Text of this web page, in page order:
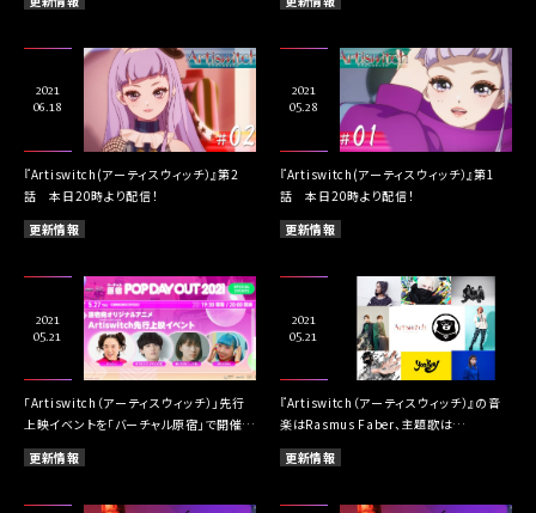
2021
06.18
『Artiswitch(アーティスウィッチ）』第2
話 本日20時より配信！
更新情報
2021
05.28
『Artiswitch(アーティスウィッチ）』第1
話 本日20時より配信！
更新情報
2021
05.21
「Artiswitch（アーティスウィッチ）」先行
上映イベントを「バーチャル原宿」で開催決
定！
更新情報
2021
05.21
『Artiswitch（アーティスウィッチ）』の音
楽はRasmus Faber、主題歌は
yonkey（feat.足立佳奈）が担当！さらに
Gigaをはじめ次世代アーティスト陣が各
更新情報